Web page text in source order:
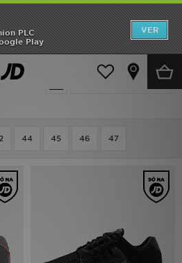
PLC
Play
VER
Actualizar a pesquisa
44 45 46 47